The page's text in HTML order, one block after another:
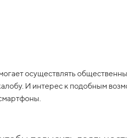
осуществлять
И интерес к подобным